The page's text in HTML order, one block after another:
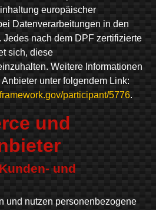
europäischer
Datenverarbeitungen in den
nach dem DPF zertifizierte
sich, diese
Weitere Informationen
unter folgendem Link:
participant/5776.
und
und
und nutzen personenbezogene